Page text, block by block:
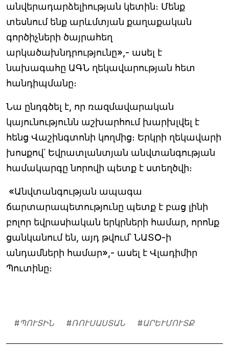
անվերադարձելիության կետին։ Մենք
տեսնում ենք արևմտյան քաղաքական
գործիչների ծայրահեղ
արկածախնդրությունը»,- ասել է
նախագահը ԱԳՆ ղեկավարության հետ
հանդիպմանը։
Նա ընդգծել է, որ ռազմավարական
կայունությունն աշխարհում խարխլվել է
հենց Վաշինգտոնի կողմից։ Երկրի ղեկավարի
խոսքով՝ Եվրատլանտյան անվտանգության
համակարգը նորովի պետք է ստեղծվի։
«Անվտանգության ապագա
ճարտարապետությունը պետք է բաց լինի
բոլոր եվրասիական երկրների համար, որոնք
ցանկանում են, այդ թվում՝ ՆԱՏՕ-ի
անդամների համար»,- ասել է Վլադիմիր
Պուտինը։
#ՊՈՒՏԻՆ #ՌՈՒՍԱՍՏԱՆ #ԱՐԵՒՄՈՒՏՔ